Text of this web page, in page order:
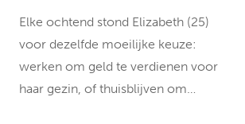
Elke ochtend stond Elizabeth (25)
voor dezelfde moeilijke keuze:
werken om geld te verdienen voor
haar gezin, of thuisblijven om…